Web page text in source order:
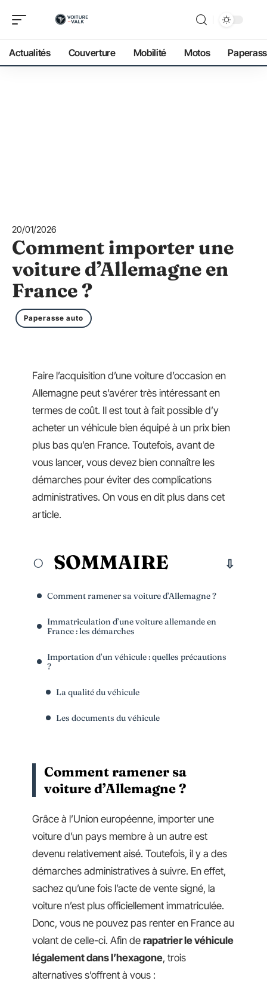
Actualités Couverture Mobilité Motos
20/01/2026
Comment importer une
voiture d’Allemagne en
France ?
Paperasse auto
Faire l’acquisition d’une voiture d’occasion en
Allemagne peut s’avérer très intéressant en
termes de coût. Il est tout à fait possible d’y
acheter un véhicule bien équipé à un prix bien
plus bas qu’en France. Toutefois, avant de
vous lancer, vous devez bien connaître les
démarches pour éviter des complications
administratives. On vous en dit plus dans cet
article.
SOMMAIRE
Comment ramener sa voiture d’Allemagne ?
Immatriculation d’une voiture allemande en
France : les démarches
Importation d’un véhicule : quelles précautions
?
La qualité du véhicule
Les documents du véhicule
Comment ramener sa
voiture d’Allemagne ?
Grâce à l’Union européenne, importer une
voiture d’un pays membre à un autre est
devenu relativement aisé. Toutefois, il y a des
démarches administratives à suivre. En effet,
sachez qu’une fois l’acte de vente signé, la
voiture n’est plus officiellement immatriculée.
Donc, vous ne pouvez pas renter en France au
volant de celle-ci. Afin de rapatrier le véhicule
légalement dans l’hexagone, trois
alternatives s’offrent à vous :